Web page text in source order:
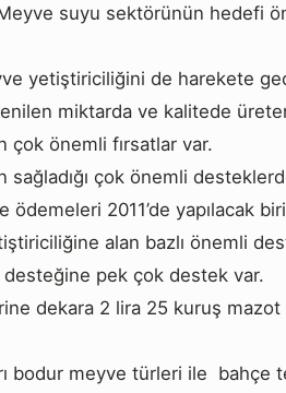
suyu sektörünün hedefi
yetiştiriciliğini de harekete
miktarda ve kalitede
çok önemli fırsatlar var.
çok önemli
ödemeleri 2011’de yapılacak
alan bazlı önemli
pek çok destek var.
dekara 2 lira 25 kuruş
bodur meyve türleri ile bahçe